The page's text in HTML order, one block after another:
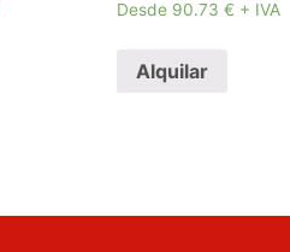
Desde 90.73 € + IVA
Alquilar